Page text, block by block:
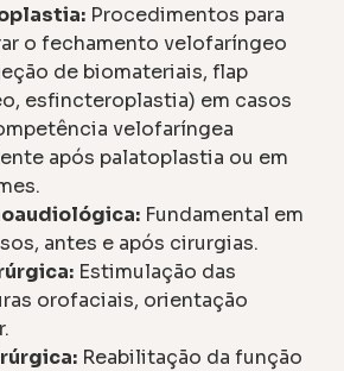
Procedimentos para
o fechamento velofaríngeo
de biomateriais, flap
esfincteroplastia) em casos
velofaríngea
após palatoplastia ou em
Fundamental em
antes e após cirurgias.
Estimulação das
orofaciais, orientação
Reabilitação da função